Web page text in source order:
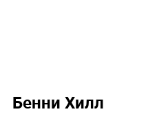
Бенни Хилл